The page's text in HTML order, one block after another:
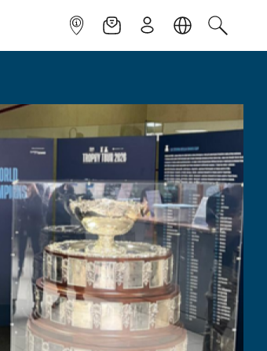
INFOPOINTNEWSLETTER
ISCRIVITILINGUACERCA